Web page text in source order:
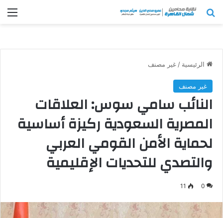
بحث عن
الرئيسية / غير مصنف
غير مصنف
النائب سامي سوس: العلاقات
المصرية السعودية ركيزة أساسية
لحماية الأمن القومي العربي
والتصدي للتحديات الإقليمية
0
11